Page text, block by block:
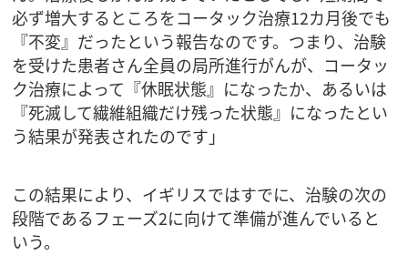
必ず増大するところをコータック治療12カ月後でも
『不変』だったという報告なのです。つまり、治験
を受けた患者さん全員の局所進行がんが、コータッ
ク治療によって『休眠状態』になったか、あるいは
『死滅して繊維組織だけ残った状態』になったとい
う結果が発表されたのです」
この結果により、イギリスではすでに、治験の次の
段階であるフェーズ2に向けて準備が進んでいると
いう。